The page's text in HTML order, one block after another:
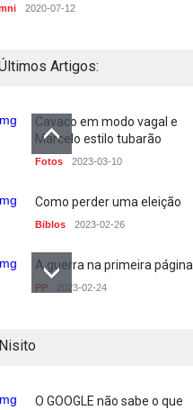
2020-07-12
Artigos:
Cavaco em modo vagal e
Marcelo estilo tubarão
Fotos 2023-03-10
Como perder uma eleição
Biblos 2023-02-26
A guerra na primeira página
PP 2023-02-24
PRESS 2022-11-23
Nisito
O GOOGLE não sabe o que